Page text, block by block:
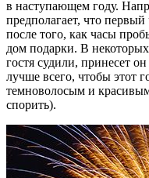
в наступающем году.
предполагает, что
после того, как часы
дом подарки. В
гостя судили, принесет
лучше всего, чтобы этот
темноволосым и
спорить).